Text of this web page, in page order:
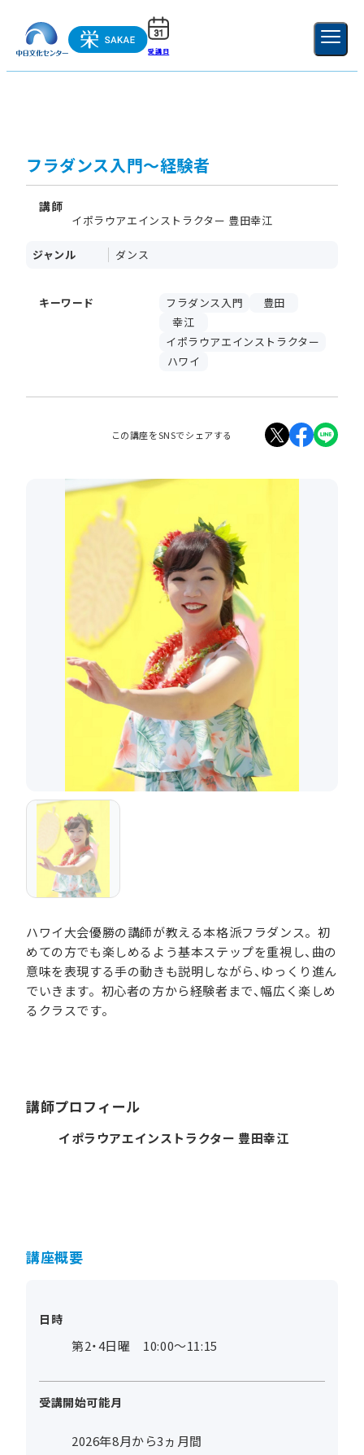
受講日 新規登録
フラダンス入門～経験者
講師
イポラウアエインストラクター 豊田幸江
ジャンル ダンス
キーワード フラダンス入門
豊田
幸江
イポラウアエインストラクター
ハワイ
この講座をSNSでシェアする
ハワイ大会優勝の講師が教える本格派フラダンス。初
めての方でも楽しめるよう基本ステップを重視し、曲の
意味を表現する手の動きも説明しながら、ゆっくり進ん
でいきます。初心者の方から経験者まで、幅広く楽しめ
るクラスです。
講師プロフィール
イポラウアエインストラクター 豊田幸江
講座概要
日時
第2・4日曜 10:00～11:15
受講開始可能月
2026年8月から3ヵ月間